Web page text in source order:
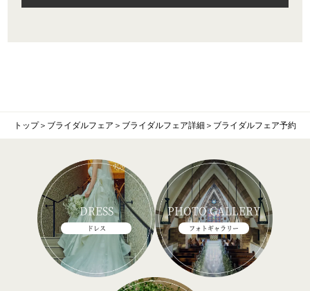
トップ＞ ブライダルフェア ＞ ブライダルフェア詳細 ＞ ブライダルフェア予約
DRESS
ドレス
PHOTO GALLERY
フォトギャラリー